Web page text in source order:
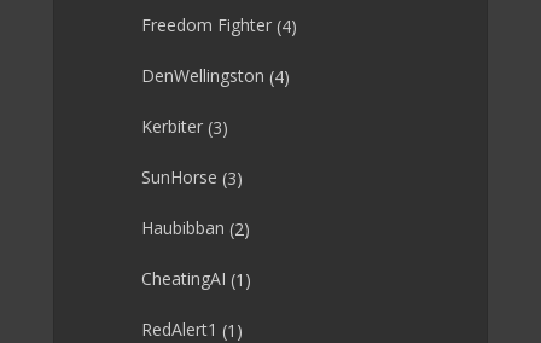
Freedom Fighter (4)
DenWellingston (4)
Kerbiter (3)
SunHorse (3)
Haubibban (2)
CheatingAI (1)
RedAlert1 (1)